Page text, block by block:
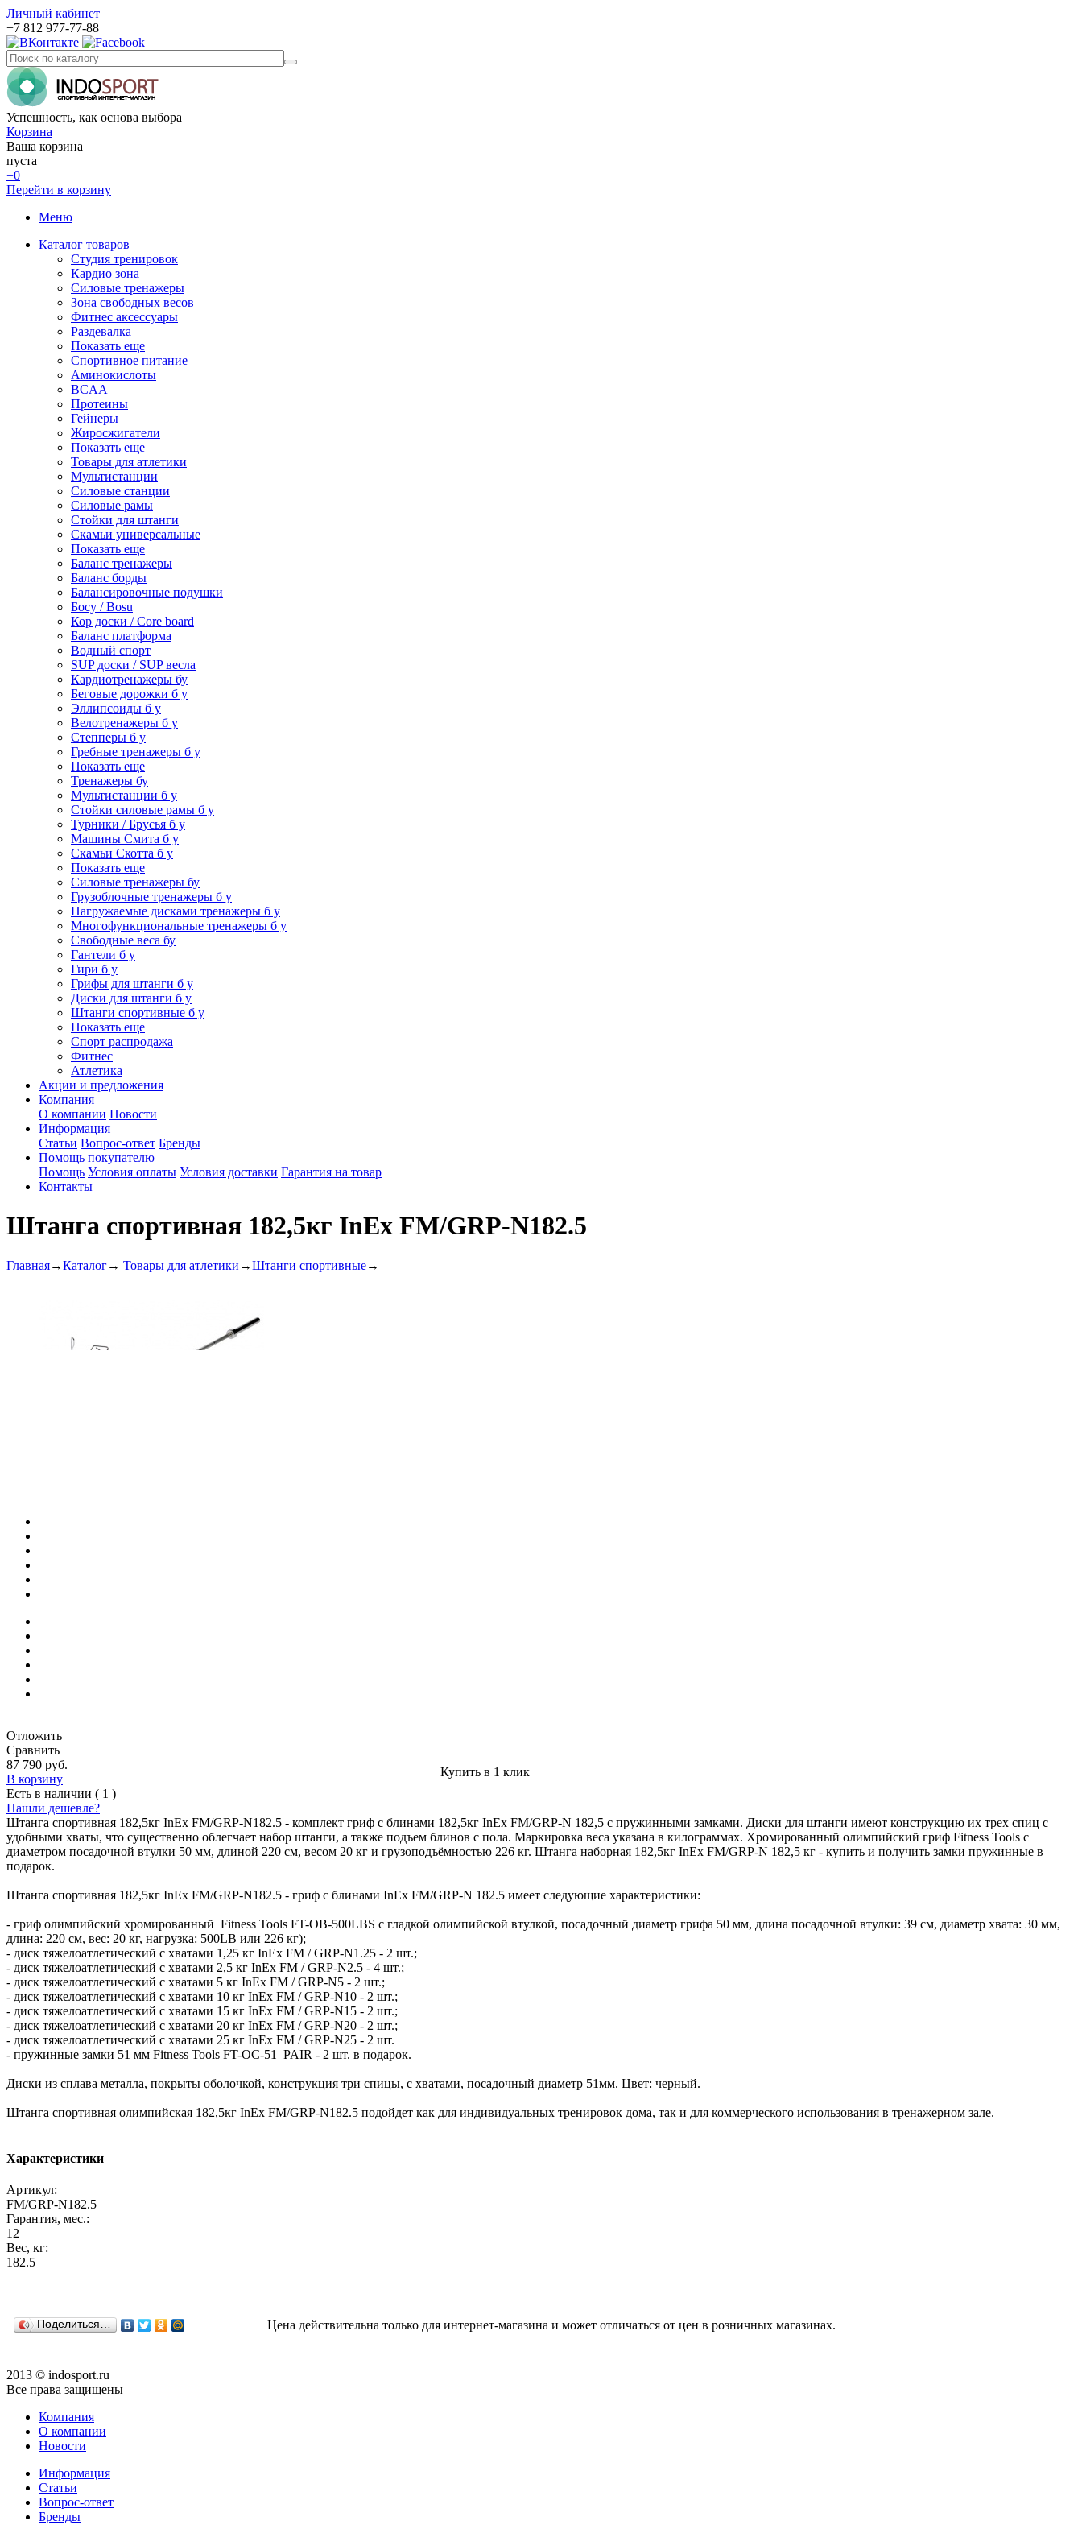
Личный кабинет
+7 812 977-77-88
Успешность, как основа выбора
Корзина
Ваша корзина
пуста
+0
Перейти в корзину
Меню
Каталог товаров
Студия тренировок
Кардио зона
Силовые тренажеры
Зона свободных весов
Фитнес аксессуары
Раздевалка
Показать еще
Спортивное питание
Аминокислоты
BCAA
Протеины
Гейнеры
Жиросжигатели
Показать еще
Товары для атлетики
Мультистанции
Силовые станции
Силовые рамы
Стойки для штанги
Скамьи универсальные
Показать еще
Баланс тренажеры
Баланс борды
Балансировочные подушки
Босу / Bosu
Кор доски / Core board
Баланс платформа
Водный спорт
SUP доски / SUP весла
Кардиотренажеры бу
Беговые дорожки б у
Эллипсоиды б у
Велотренажеры б у
Степперы б у
Гребные тренажеры б у
Показать еще
Тренажеры бу
Мультистанции б у
Стойки силовые рамы б у
Турники / Брусья б у
Машины Смита б у
Скамьи Скотта б у
Показать еще
Силовые тренажеры бу
Грузоблочные тренажеры б у
Нагружаемые дисками тренажеры б у
Многофункциональные тренажеры б у
Свободные веса бу
Гантели б у
Гири б у
Грифы для штанги б у
Диски для штанги б у
Штанги спортивные б у
Показать еще
Спорт распродажа
Фитнес
Атлетика
Акции и предложения
Компания
О компании Новости
Информация
Статьи Вопрос-ответ Бренды
Помощь покупателю
Помощь Условия оплаты Условия доставки Гарантия на товар
Контакты
Штанга спортивная 182,5кг InEx FM/GRP-N182.5
Главная→Каталог→ Товары для атлетики →Штанги спортивные→
Отложить
Сравнить
87 790 руб.
В корзину
Купить в 1 клик
Есть в наличии ( 1 )
Нашли дешевле?
Штанга спортивная 182,5кг InEx FM/GRP-N182.5 - комплект гриф с блинами 182,5кг InEx FM/GRP-N 182,5 с пружинными замками. Диски для штанги имеют конструкцию их трех спиц с
удобными хваты, что существенно облегчает набор штанги, а также подъем блинов с пола. Маркировка веса указана в килограммах. Хромированный олимпийский гриф Fitness Tools c
диаметром посадочной втулки 50 мм, длиной 220 см, весом 20 кг и грузоподъёмностью 226 кг. Штанга наборная 182,5кг InEx FM/GRP-N 182,5 кг - купить и получить замки пружинные в
подарок.
Штанга спортивная 182,5кг InEx FM/GRP-N182.5 - гриф с блинами InEx FM/GRP-N 182.5 имеет следующие характеристики:
- гриф олимпийский хромированный Fitness Tools FT-OB-500LBS с гладкой олимпийской втулкой, посадочный диаметр грифа 50 мм, длина посадочной втулки: 39 см, диаметр хвата: 30 мм,
длина: 220 см, вес: 20 кг, нагрузка: 500LB или 226 кг);
- диск тяжелоатлетический с хватами 1,25 кг InEx FM / GRP-N1.25 - 2 шт.;
- диск тяжелоатлетический с хватами 2,5 кг InEx FM / GRP-N2.5 - 4 шт.;
- диск тяжелоатлетический с хватами 5 кг InEx FM / GRP-N5 - 2 шт.;
- диск тяжелоатлетический с хватами 10 кг InEx FM / GRP-N10 - 2 шт.;
- диск тяжелоатлетический с хватами 15 кг InEx FM / GRP-N15 - 2 шт.;
- диск тяжелоатлетический с хватами 20 кг InEx FM / GRP-N20 - 2 шт.;
- диск тяжелоатлетический с хватами 25 кг InEx FM / GRP-N25 - 2 шт.
- пружинные замки 51 мм Fitness Tools FT-OC-51_PAIR - 2 шт. в подарок.
Диски из сплава металла, покрыты оболочкой, конструкция три спицы, с хватами, посадочный диаметр 51мм. Цвет: черный.
Штанга спортивная олимпийская 182,5кг InEx FM/GRP-N182.5 подойдет как для индивидуальных тренировок дома, так и для коммерческого использования в тренажерном зале.
Характеристики
Артикул:
FM/GRP-N182.5
Гарантия, мес.:
12
Вес, кг:
182.5
Поделиться… Цена действительна только для интернет-магазина и может отличаться от цен в розничных магазинах.
2013 © indosport.ru
Все права защищены
Компания
О компании
Новости
Информация
Статьи
Вопрос-ответ
Бренды